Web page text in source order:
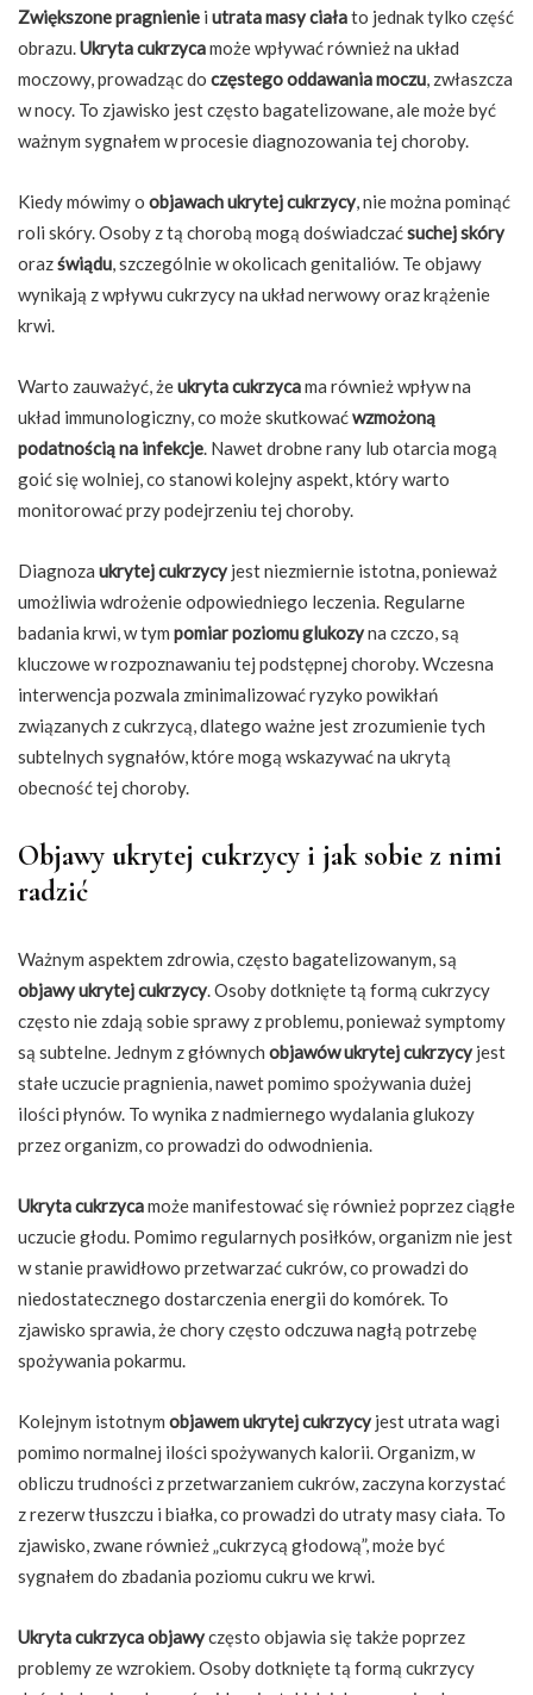
Zwiększone pragnienie i utrata masy ciałato jednak tylko część
obrazu.Ukryta cukrzycamoże wpływać również na układ
moczowy, prowadząc do częstego oddawania moczu, zwłaszcza
w nocy. To zjawisko jest często bagatelizowane, ale może być
ważnym sygnałem w procesie diagnozowania tej choroby.
Kiedy mówimy o objawach ukrytej cukrzycy, nie można pominąć
roli skóry. Osoby z tą chorobą mogą doświadczaćsuchej skóry
orazświądu, szczególnie w okolicach genitaliów. Te objawy
wynikają z wpływu cukrzycy na układ nerwowy oraz krążenie
krwi.
Warto zauważyć, żeukryta cukrzycama również wpływ na
układ immunologiczny, co może skutkowaćwzmożoną
podatnością na infekcje. Nawet drobne rany lub otarcia mogą
goić się wolniej, co stanowi kolejny aspekt, który warto
monitorować przy podejrzeniu tej choroby.
Diagnoza ukrytej cukrzycyjest niezmiernie istotna, ponieważ
umożliwia wdrożenie odpowiedniego leczenia. Regularne
badania krwi, w tym pomiar poziomu glukozyna czczo, są
kluczowe w rozpoznawaniu tej podstępnej choroby. Wczesna
interwencja pozwala zminimalizować ryzyko powikłań
związanych z cukrzycą, dlatego ważne jest zrozumienie tych
subtelnych sygnałów, które mogą wskazywać na ukrytą
obecność tej choroby.
Objawy ukrytej cukrzycy i jak sobie z nimi
radzić
Ważnym aspektem zdrowia, często bagatelizowanym, są
objawy ukrytej cukrzycy. Osoby dotknięte tą formą cukrzycy
często nie zdają sobie sprawy z problemu, ponieważ symptomy
są subtelne. Jednym z głównych objawów ukrytej cukrzycyjest
stałe uczucie pragnienia, nawet pomimo spożywania dużej
ilości płynów. To wynika z nadmiernego wydalania glukozy
przez organizm, co prowadzi do odwodnienia.
Ukryta cukrzycamoże manifestować się również poprzez ciągłe
uczucie głodu. Pomimo regularnych posiłków, organizm nie jest
w stanie prawidłowo przetwarzać cukrów, co prowadzi do
niedostatecznego dostarczenia energii do komórek. To
zjawisko sprawia, że chory często odczuwa nagłą potrzebę
spożywania pokarmu.
Kolejnym istotnym objawem ukrytej cukrzycyjest utrata wagi
pomimo normalnej ilości spożywanych kalorii. Organizm, w
obliczu trudności z przetwarzaniem cukrów, zaczyna korzystać
z rezerw tłuszczu i białka, co prowadzi do utraty masy ciała. To
zjawisko, zwane również „cukrzycą głodową”, może być
sygnałem do zbadania poziomu cukru we krwi.
Ukryta cukrzyca objawyczęsto objawia się także poprzez
problemy ze wzrokiem. Osoby dotknięte tą formą cukrzycy